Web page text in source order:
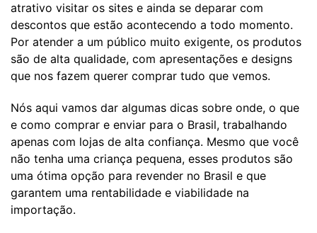
atrativo visitar os sites e ainda se deparar com
descontos que estão acontecendo a todo momento.
Por atender a um público muito exigente, os produtos
são de alta qualidade, com apresentações e designs
que nos fazem querer comprar tudo que vemos.
Nós aqui vamos dar algumas dicas sobre onde, o que
e como comprar e enviar para o Brasil, trabalhando
apenas com lojas de alta confiança. Mesmo que você
não tenha uma criança pequena, esses produtos são
uma ótima opção para revender no Brasil e que
garantem uma rentabilidade e viabilidade na
importação.